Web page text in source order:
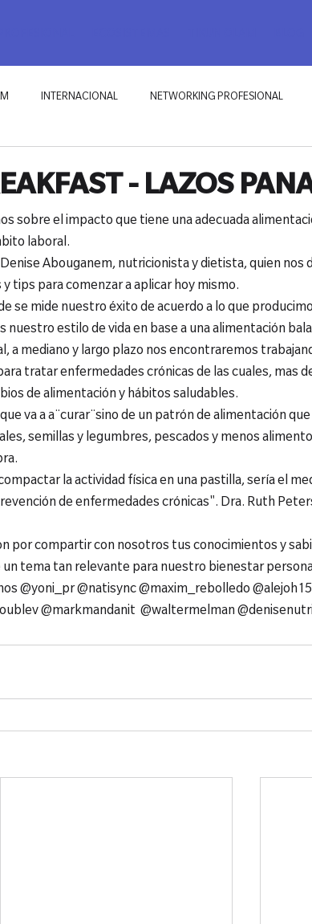
INTERNACIONAL NETWORKING PROFESIONAL
- LAZOS
sobre el impacto que tiene una adecuada
laboral.
Abouganem, nutricionista y dietista, quien nos
tips para comenzar a aplicar hoy mismo.
se mide nuestro éxito de acuerdo a lo que
nuestro estilo de vida en base a una alimentación
a mediano y largo plazo nos encontraremos
tratar enfermedades crónicas de las cuales, mas
de alimentación y hábitos saludables.
va a a¨curar¨sino de un patrón de alimentación
semillas y legumbres, pescados y menos
la actividad física en una pastilla, sería el
de enfermedades crónicas". Dra. Ruth
por compartir con nosotros tus conocimientos y
tema tan relevante para nuestro bienestar
@yoni_pr @natisync @maxim_rebolledo
@markmandanit  @waltermelman